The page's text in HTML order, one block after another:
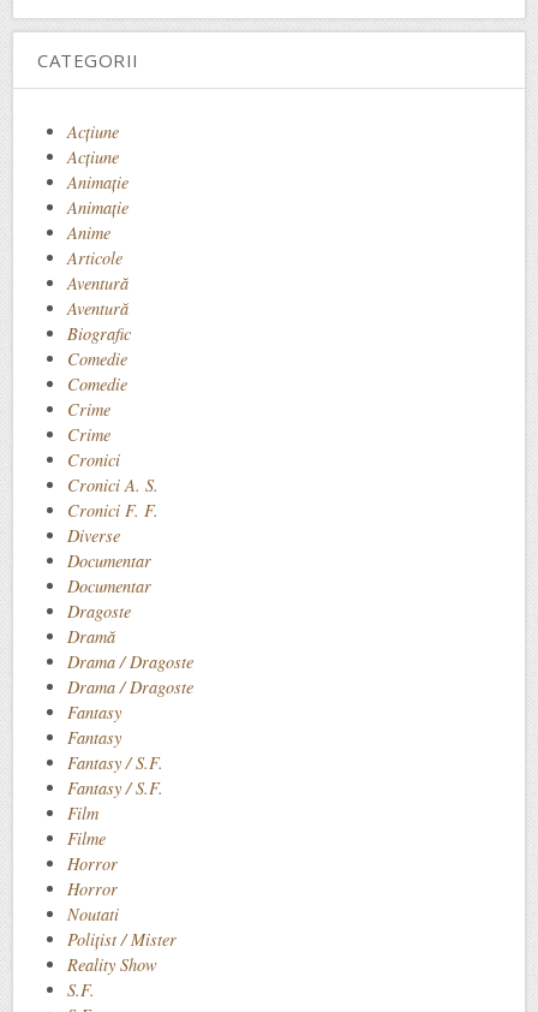
CATEGORII
Acţiune
Acțiune
Animaţie
Animație
Anime
Articole
Aventură
Aventură
Biografic
Comedie
Comedie
Crime
Crime
Cronici
Cronici A. S.
Cronici F. F.
Diverse
Documentar
Documentar
Dragoste
Dramă
Drama / Dragoste
Drama / Dragoste
Fantasy
Fantasy
Fantasy / S.F.
Fantasy / S.F.
Film
Filme
Horror
Horror
Noutati
Polițist / Mister
Reality Show
S.F.